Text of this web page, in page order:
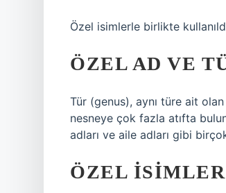
Özel isimlerle birlikte
ÖZEL AD VE
Tür (genus), aynı türe ait
nesneye çok fazla atıfta
adları ve aile adları gibi
ÖZEL